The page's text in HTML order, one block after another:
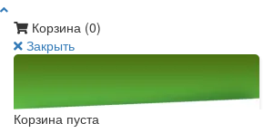
Корзина (0)
Закрыть
Корзина пуста